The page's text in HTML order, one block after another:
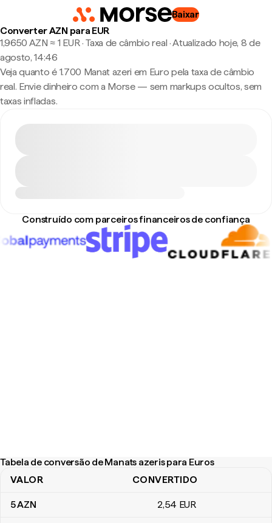
Baixar
Converter AZN para EUR
1,9650 AZN ≈ 1 EUR · Taxa de câmbio real ·Atualizado hoje, 8 de
agosto, 14:46
Veja quanto é 1.700 Manat azeri em Euro pela taxa de câmbio
real. Envie dinheiro com a Morse — sem markups ocultos, sem
taxas infladas.
Construído com parceiros financeiros de confiança
Tabela de conversão de Manats azeris para Euros
Tabela de conversão de Manats azeris para Euros
VALOR CONVERTIDO
5AZN 2,54 EUR